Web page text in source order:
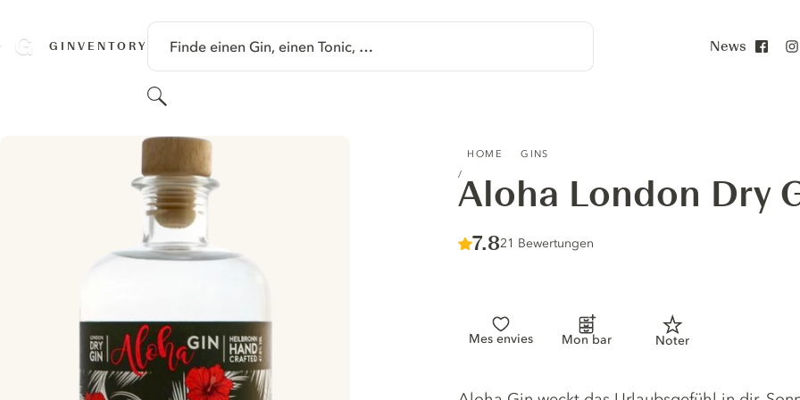
GINVENTORY Finde einen Gin, einen Tonic, …
Suchen
News
HOME GINS
Aloha London Dry
Score :
7.8/ 10
21 Bewertungen
Mes envies Mon bar Noter